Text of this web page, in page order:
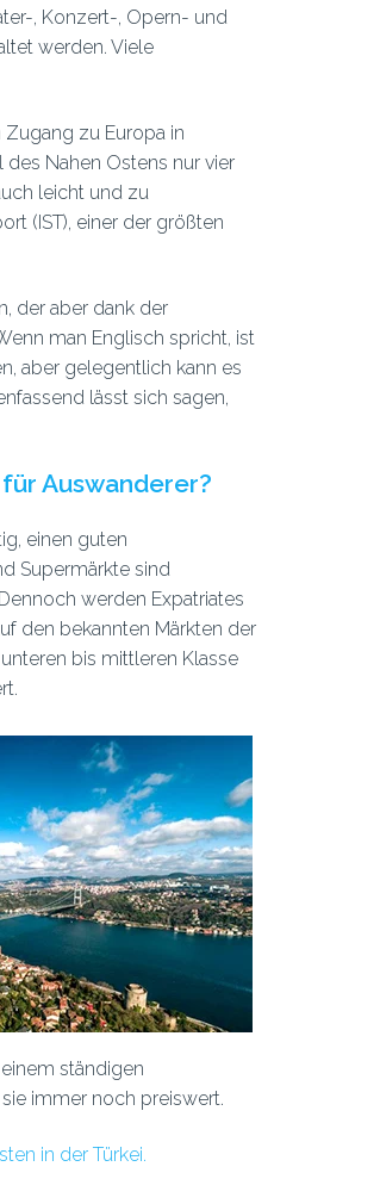
, Konzert-, Opern- und
werden. Viele
zu Europa in
Nahen Ostens nur vier
leicht und zu
(IST), einer der größten
der aber dank der
man Englisch spricht, ist
aber gelegentlich kann es
lässt sich sagen,
Auswanderer?
einen guten
Supermärkte sind
werden Expatriates
den bekannten Märkten der
bis mittleren Klasse
ständigen
immer noch preiswert.
in der Türkei.